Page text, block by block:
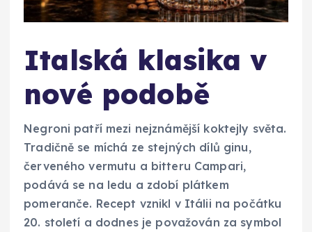
Italská klasika v
nové podobě
Negroni patří mezi nejznámější koktejly světa.
Tradičně se míchá ze stejných dílů ginu,
červeného vermutu a bitteru Campari,
podává se na ledu a zdobí plátkem
pomeranče. Recept vznikl v Itálii na počátku
20. století a dodnes je považován za symbol